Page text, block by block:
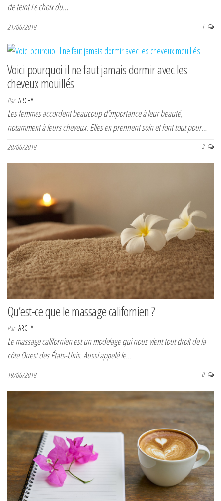
de teint Le choix du…
21/06/2018 1
Voici pourquoi il ne faut jamais dormir avec les
cheveux mouillés
Par ARCHY
Les femmes accordent beaucoup d’importance à leur beauté,
notamment à leurs cheveux. Elles en prennent soin et font tout pour…
20/06/2018 2
Qu’est-ce que le massage californien ?
Par ARCHY
Le massage californien est un modelage qui nous vient tout droit de la
côte Ouest des États-Unis. Aussi appelé le…
19/06/2018 0